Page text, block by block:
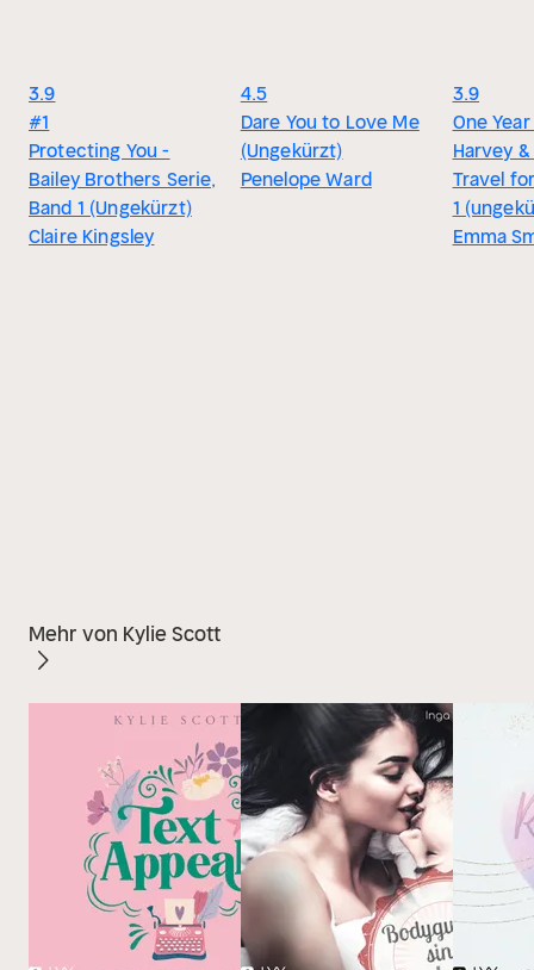
3.9
#1
Protecting You -
Bailey Brothers Serie,
Band 1 (Ungekürzt)
Claire Kingsley
4.5
Dare You to Love Me
(Ungekürzt)
Penelope Ward
3.9
One
Harvey
Travel
1
Emma
Mehr von Kylie Scott